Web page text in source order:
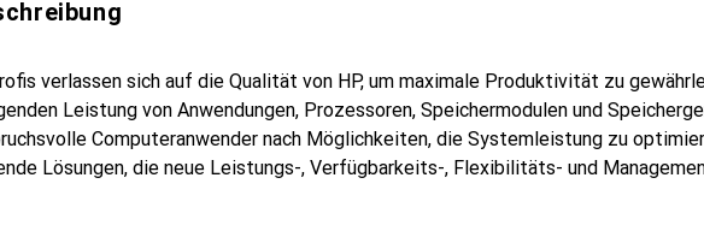
verlassen sich auf die Qualität von HP, um maximale Produktivität zu
Leistung von Anwendungen, Prozessoren, Speichermodulen und
Computeranwender nach Möglichkeiten, die Systemleistung zu
Lösungen, die neue Leistungs-, Verfügbarkeits-, Flexibilitäts- und